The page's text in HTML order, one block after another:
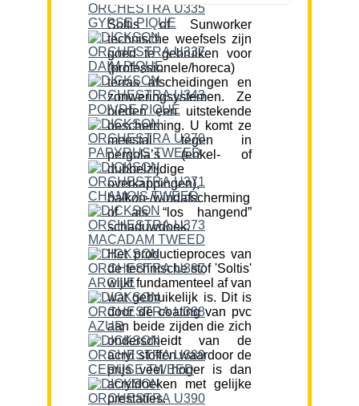
Soltis of Sunworker
technische weefsels zijn
goed te gebruiken voor
(professionele/horeca)
terras afscheidingen en
zonweringsystemen. Ze
bieden een uitstekende
bescherming. U komt ze
meestal tegen in
pergola’s (enkel- of
dubbelzijdige
overkappingen),
balkon-/windafscherming
of als “los hangend”
schaduwdoek.
Het productieproces van
de technische stof 'Soltis'
wijkt fundamenteel af van
wat gebruikelijk is. Dit is
door de coating van pvc
aan beide zijden die zich
onderscheidt van de
acryl stoffen waardoor de
prijs veel hoger is dan
acryldoeken met gelijke
prestaties.